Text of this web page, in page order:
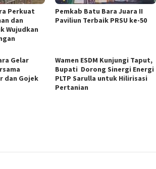
Perkuat
dan
Wujudkan
Pemkab Batu Bara Juara II
Paviliun Terbaik PRSU ke-50
Gelar
dan Gojek
Wamen ESDM Kunjungi Taput,
Bupati Dorong Sinergi Energi
PLTP Sarulla untuk Hilirisasi
Pertanian